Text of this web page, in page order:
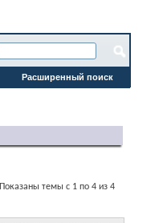
Расширенный поиск
Показаны темы с 1 по 4 из 4